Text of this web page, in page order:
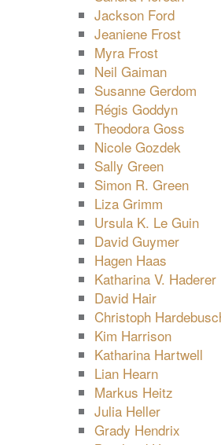
Jackson Ford
Jeaniene Frost
Myra Frost
Neil Gaiman
Susanne Gerdom
Régis Goddyn
Theodora Goss
Nicole Gozdek
Sally Green
Simon R. Green
Liza Grimm
Ursula K. Le Guin
David Guymer
Hagen Haas
Katharina V. Haderer
David Hair
Christoph
Kim Harrison
Katharina Hartwell
Lian Hearn
Markus Heitz
Julia Heller
Grady Hendrix